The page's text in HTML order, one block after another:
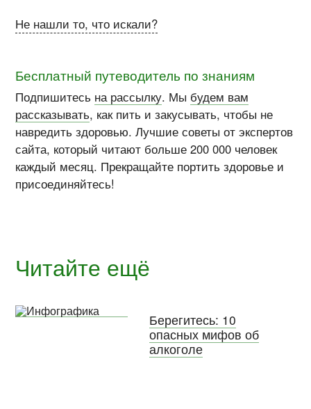
Не нашли то, что искали?
Бесплатный путеводитель по знаниям
Подпишитесь на рассылку. Мы будем вам
рассказывать, как пить и закусывать, чтобы не
навредить здоровью. Лучшие советы от экспертов
сайта, который читают больше 200 000 человек
каждый месяц. Прекращайте портить здоровье и
присоединяйтесь!
Читайте ещё
Берегитесь: 10
опасных мифов об
алкоголе